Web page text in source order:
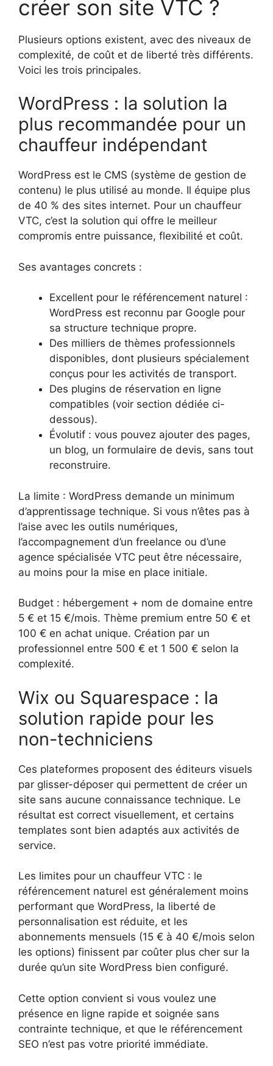
créer son site VTC ?
Plusieurs options existent, avec des niveaux de
complexité, de coût et de liberté très différents.
Voici les trois principales.
WordPress : la solution la
plus recommandée pour un
chauffeur indépendant
WordPress est le CMS (système de gestion de
contenu) le plus utilisé au monde. Il équipe plus
de 40 % des sites internet. Pour un chauffeur
VTC, c’est la solution qui offre le meilleur
compromis entre puissance, flexibilité et coût.
Ses avantages concrets :
Excellent pour le référencement naturel :
WordPress est reconnu par Google pour
sa structure technique propre.
Des milliers de thèmes professionnels
disponibles, dont plusieurs spécialement
conçus pour les activités de transport.
Des plugins de réservation en ligne
compatibles (voir section dédiée ci-
dessous).
Évolutif : vous pouvez ajouter des pages,
un blog, un formulaire de devis, sans tout
reconstruire.
La limite : WordPress demande un minimum
d’apprentissage technique. Si vous n’êtes pas à
l’aise avec les outils numériques,
l’accompagnement d’un freelance ou d’une
agence spécialisée VTC peut être nécessaire,
au moins pour la mise en place initiale.
Budget : hébergement + nom de domaine entre
5 € et 15 €/mois. Thème premium entre 50 € et
100 € en achat unique. Création par un
professionnel entre 500 € et 1 500 € selon la
complexité.
Wix ou Squarespace : la
solution rapide pour les
non-techniciens
Ces plateformes proposent des éditeurs visuels
par glisser-déposer qui permettent de créer un
site sans aucune connaissance technique. Le
résultat est correct visuellement, et certains
templates sont bien adaptés aux activités de
service.
Les limites pour un chauffeur VTC : le
référencement naturel est généralement moins
performant que WordPress, la liberté de
personnalisation est réduite, et les
abonnements mensuels (15 € à 40 €/mois selon
les options) finissent par coûter plus cher sur la
durée qu’un site WordPress bien configuré.
Cette option convient si vous voulez une
présence en ligne rapide et soignée sans
contrainte technique, et que le référencement
SEO n’est pas votre priorité immédiate.